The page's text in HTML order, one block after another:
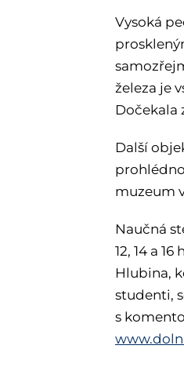
Vysoká
železa je
Dočekala
Další
muzeum
Naučná
12, 14 a
Hlubina,
studenti,
s